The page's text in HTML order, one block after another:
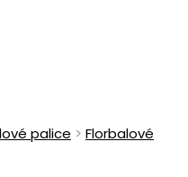
palice
Florbalové